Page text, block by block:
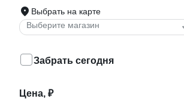
Выбрать на карте
Выберите магазин
Забрать сегодня
Цена, ₽